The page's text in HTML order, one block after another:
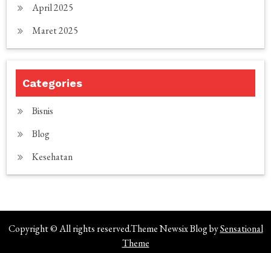
April 2025
Maret 2025
Categories
Bisnis
Blog
Kesehatan
Copyright © All rights reserved.Theme Newsix Blog bySensational
Theme